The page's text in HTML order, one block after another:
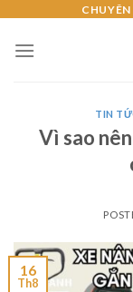
content
TIN
Vì sao
16
Th8